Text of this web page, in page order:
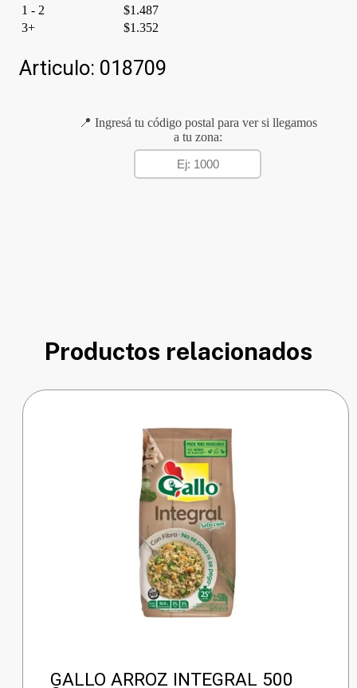
1 - 2
$1.487
3+
$1.352
Articulo: 018709
📍 Ingresá tu código postal para ver si llegamos
a tu zona:
Productos relacionados
GALLO ARROZ INTEGRAL 500